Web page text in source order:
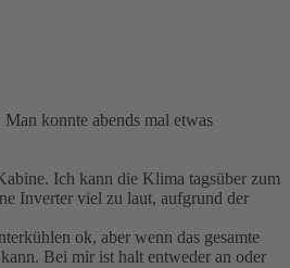
konnte abends mal etwas
Ich kann die Klima tagsüber zum
Inverter viel zu laut, aufgrund der
ok, aber wenn das gesamte
Bei mir ist halt entweder an oder